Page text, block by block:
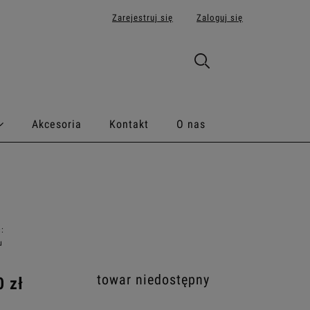
Zarejestruj się Zaloguj się
Akcesoria Kontakt O nas
zł towar niedostępny